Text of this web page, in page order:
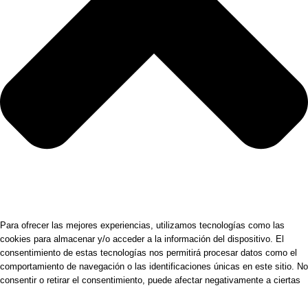
Para ofrecer las mejores experiencias, utilizamos tecnologías como las
cookies para almacenar y/o acceder a la información del dispositivo. El
consentimiento de estas tecnologías nos permitirá procesar datos como el
comportamiento de navegación o las identificaciones únicas en este sitio. No
consentir o retirar el consentimiento, puede afectar negativamente a ciertas